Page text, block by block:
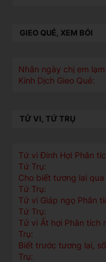
GIEO QUẺ, XEM BÓI
Nhân ngày chị em
Kinh Dịch Gieo Quẻ:
TỬ VI, TỨ TRỤ
Tử vi Đinh Hợi Phân
Tứ Trụ:
Cho biết tương lai
Tứ Trụ:
Tử vi Giáp ngọ Phân
Tứ Trụ:
Tử vi Ất hợi Phân tích
Trụ:
Biết trước tương lai,
Trụ: